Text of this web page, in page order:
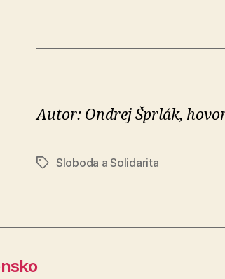
Autor: Ondrej Šprlák,
ZnačkySloboda a Solidarita